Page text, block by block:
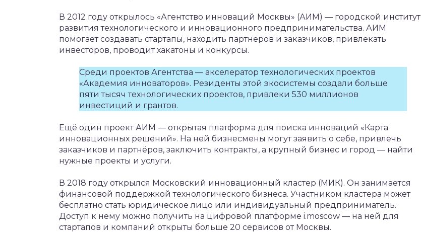
В 2012 году открылось «Агентство инноваций Москвы» (АИМ) — городской институт
развития технологического и инновационного предпринимательства. АИМ
помогает создавать стартапы, находить партнёров и заказчиков, привлекать
инвесторов, проводит хакатоны и конкурсы.
Среди проектов Агентства — акселератор технологических проектов
«Академия инноваторов». Резиденты этой экосистемы создали больше
пяти тысяч технологических проектов, привлеки 530 миллионов
инвестиций и грантов.
Ещё один проект АИМ — открытая платформа для поиска инноваций «Карта
инновационных решений». На ней бизнесмены могут заявить о себе, привлечь
заказчиков и партнёров, заключить контракты, а крупный бизнес и город — найти
нужные проекты и услуги.
В 2018 году открылся Московский инновационный кластер (МИК). Он занимается
финансовой поддержкой технологического бизнеса. Участником кластера может
бесплатно стать юридическое лицо или индивидуальный предприниматель.
Доступ к нему можно получить на цифровой платформе i.moscow — на ней для
стартапов и компаний открыты больше 20 сервисов от Москвы.